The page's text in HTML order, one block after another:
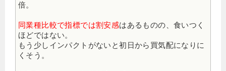
倍。
同業種比較で指標では割安感はあるものの、食いつく
ほどではない。
もう少しインパクトがないと初日から買気配になりに
くそう。